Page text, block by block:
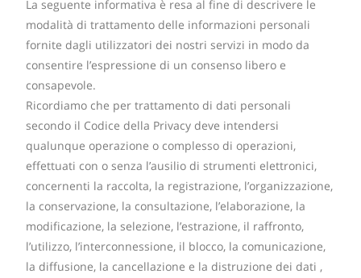
La seguente informativa è resa al fine di descrivere le
modalità di trattamento delle informazioni personali
fornite dagli utilizzatori dei nostri servizi in modo da
consentire l’espressione di un consenso libero e
consapevole.
Ricordiamo che per trattamento di dati personali
secondo il Codice della Privacy deve intendersi
qualunque operazione o complesso di operazioni,
effettuati con o senza l’ausilio di strumenti elettronici,
concernenti la raccolta, la registrazione, l’organizzazione,
la conservazione, la consultazione, l’elaborazione, la
modificazione, la selezione, l’estrazione, il raffronto,
l’utilizzo, l’interconnessione, il blocco, la comunicazione,
la diffusione, la cancellazione e la distruzione dei dati ,